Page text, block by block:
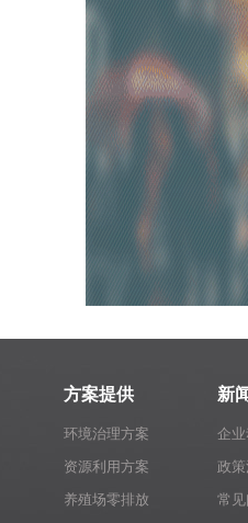
方案提供
环境治理方案
资源利用方案
养殖场零排放
新
企
政
常